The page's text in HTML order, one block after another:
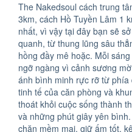
The Nakedsoul cách trung
3km, cách Hồ Tuyền Lâm 1
nhất, vì vậy tại đây bạn sẽ
quanh, từ thung lũng sâu
hồng đầy mê hoặc. Mỗi
ngỡ ngàng vì cảnh sương
ánh bình minh rực rỡ từ
tinh tế của căn phòng và
thoát khỏi cuộc sống thành
và những phút giây yên
chăn mềm mại, giữ ấm tốt,